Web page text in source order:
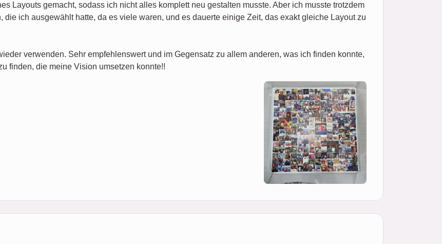
Layouts gemacht, sodass ich nicht alles komplett neu gestalten musste. Aber ich musste trotzdem
ich ausgewählt hatte, da es viele waren, und es dauerte einige Zeit, das exakt gleiche Layout zu
verwenden. Sehr empfehlenswert und im Gegensatz zu allem anderen, was ich finden konnte,
finden, die meine Vision umsetzen konnte!!